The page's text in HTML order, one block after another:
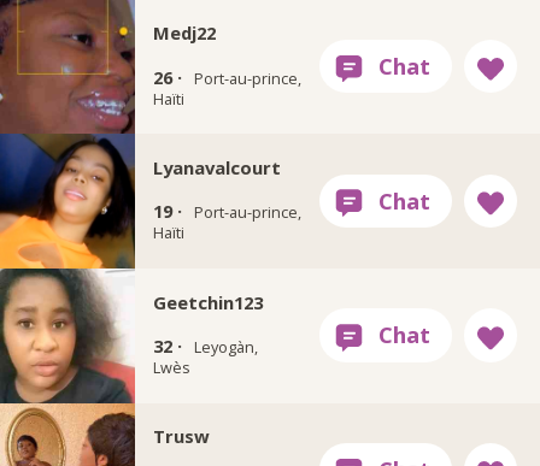
Medj22
26 ·
Port-au-prince,
Haïti
Lyanavalcourt
19 ·
Port-au-prince,
Haïti
Geetchin123
32 ·
Leyogàn,
Lwès
Trusw